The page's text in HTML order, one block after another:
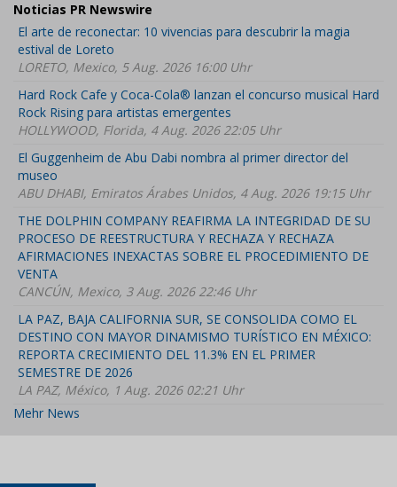
Noticias PR Newswire
El arte de reconectar: 10 vivencias para descubrir la magia
estival de Loreto
LORETO, Mexico, 5 Aug. 2026 16:00 Uhr
Hard Rock Cafe y Coca-Cola® lanzan el concurso musical Hard
Rock Rising para artistas emergentes
HOLLYWOOD, Florida, 4 Aug. 2026 22:05 Uhr
El Guggenheim de Abu Dabi nombra al primer director del
museo
ABU DHABI, Emiratos Árabes Unidos, 4 Aug. 2026 19:15 Uhr
THE DOLPHIN COMPANY REAFIRMA LA INTEGRIDAD DE SU
PROCESO DE REESTRUCTURA Y RECHAZA Y RECHAZA
AFIRMACIONES INEXACTAS SOBRE EL PROCEDIMIENTO DE
VENTA
CANCÚN, Mexico, 3 Aug. 2026 22:46 Uhr
LA PAZ, BAJA CALIFORNIA SUR, SE CONSOLIDA COMO EL
DESTINO CON MAYOR DINAMISMO TURÍSTICO EN MÉXICO:
REPORTA CRECIMIENTO DEL 11.3% EN EL PRIMER
SEMESTRE DE 2026
LA PAZ, México, 1 Aug. 2026 02:21 Uhr
Mehr News